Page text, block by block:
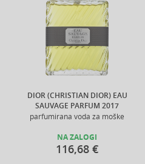
DIOR (CHRISTIAN DIOR) EAU
SAUVAGE PARFUM 2017
parfumirana voda za moške
NA ZALOGI
116,68 €